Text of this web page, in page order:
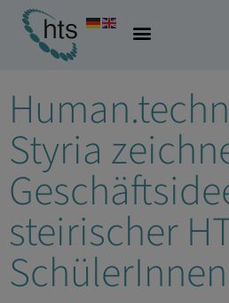
29.06.2023Allgemein
Styria
steirischer